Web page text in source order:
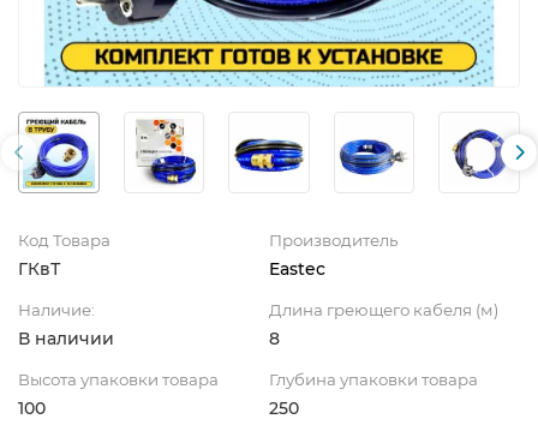
Код Товара
ГКвТ
Производитель
Eastec
Наличие:
В наличии
Длина греющего кабеля (м)
8
Высота упаковки товара
100
Глубина упаковки товара
250